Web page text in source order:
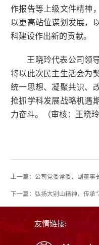
作报告等上级文件精神
以更高站位谋划发展，
科建设作出新的贡献。
王晓玲代表公司领
将以此次民主生活会为
统一思想、凝聚共识、
抢抓学科发展战略机遇
力奋斗。（审核：
王晓玲
友情链接: